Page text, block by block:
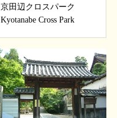
京田辺クロスパーク
Kyotanabe Cross Park